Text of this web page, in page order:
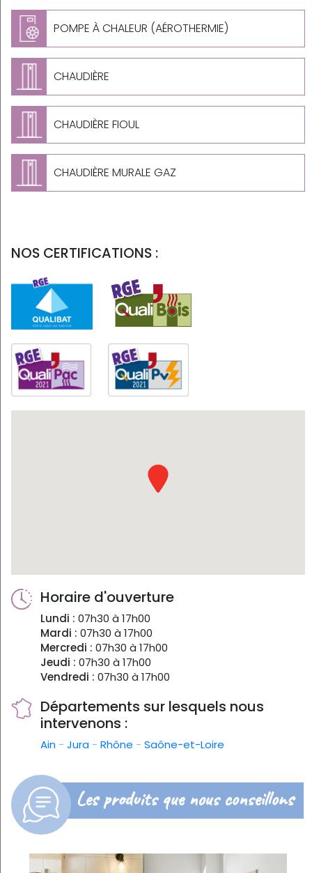
POMPE À CHALEUR (AÉROTHERMIE)
CHAUDIÈRE
CHAUDIÈRE FIOUL
CHAUDIÈRE MURALE GAZ
NOS CERTIFICATIONS :
Horaire d'ouverture
Lundi : 07h30 à 17h00
Mardi : 07h30 à 17h00
Mercredi : 07h30 à 17h00
Jeudi : 07h30 à 17h00
Vendredi : 07h30 à 17h00
Départements sur lesquels nous
intervenons :
Ain - Jura - Rhône - Saône-et-Loire
Les produits que nous conseillons